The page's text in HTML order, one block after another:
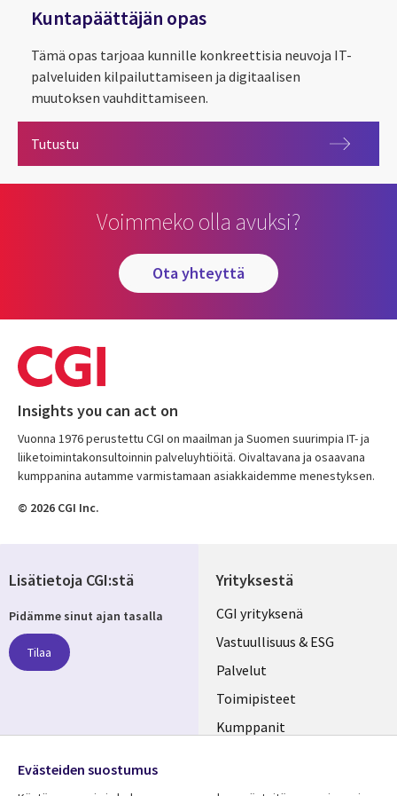
Kuntapäättäjän opas
Tämä opas tarjoaa kunnille konkreettisia neuvoja IT-
palveluiden kilpailuttamiseen ja digitaalisen
muutoksen vauhdittamiseen.
Tutustu
Voimmeko olla avuksi?
ota yhteyttä
Insights you can act on
Vuonna 1976 perustettu CGI on maailman ja Suomen suurimpia IT- ja
liiketoimintakonsultoinnin palveluyhtiöitä. Oivaltavana ja osaavana
kumppanina autamme varmistamaan asiakkaidemme menestyksen.
© 2026 CGI Inc.
Yrityksestä
Useful
links
FINLAND
CGI yrityksenä
Vastuullisuus & ESG
Palvelut
Toimipisteet
Kumppanit
Lisätietoja CGI:stä
Pidämme sinut ajan tasalla
Tilaa
Evästeiden suostumus